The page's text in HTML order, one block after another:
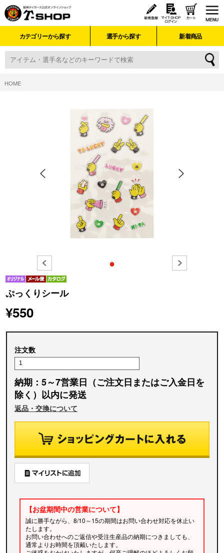
カテゴリーから探す 選手から探す 新着商品
HOME
●
ぷっくりシール
¥550
注文数
納期：5～7営業日（ご注文日またはご入金日を
除く）以内に発送
返品・交換について
【お盆期間中の営業について】
誠に勝手ながら、8/10～15の期間はお問い合わせ対応を休止い
たします。
お問い合わせへのご返信や受注生産品の納期につきましても、
通常よりお時間を頂戴いたします。